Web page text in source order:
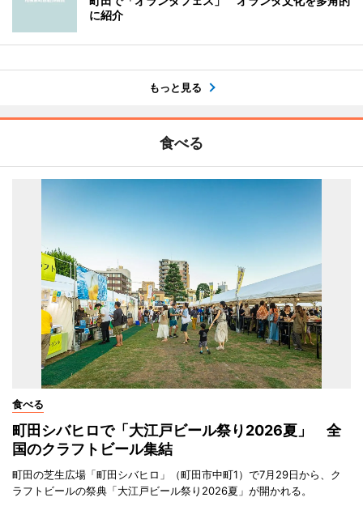
に紹介
もっと見る
食べる
食べる
町田シバヒロで「大江戸ビール祭り2026夏」 全
国のクラフトビール集結
町田の芝生広場「町田シバヒロ」（町田市中町1）で7月29日から、ク
ラフトビールの祭典「大江戸ビール祭り2026夏」が開かれる。